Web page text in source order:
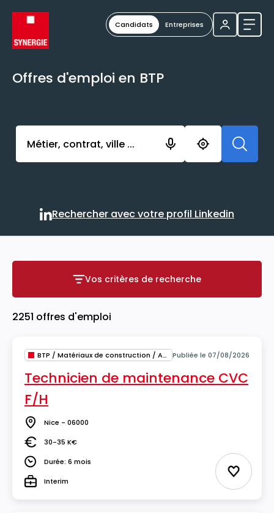
Candidats Entreprises
Offres d'emploi en BTP
Activer l’élément pour lancer l’enregistrement.
Rechercher avec votre
Rechercher avec votre profil Linkedin
Vos critères de recherche
Vos critères de recherche
2251 offres d'emploi
BTP / Matériaux de construction / Architecture Publiée le 07/08/2026
Technicien de maintenance CVC
F/H
Lieu Nice - 06000
Salaire30-35 K€
DuréeDurée: 6 mois
TypeInterim Ajouter